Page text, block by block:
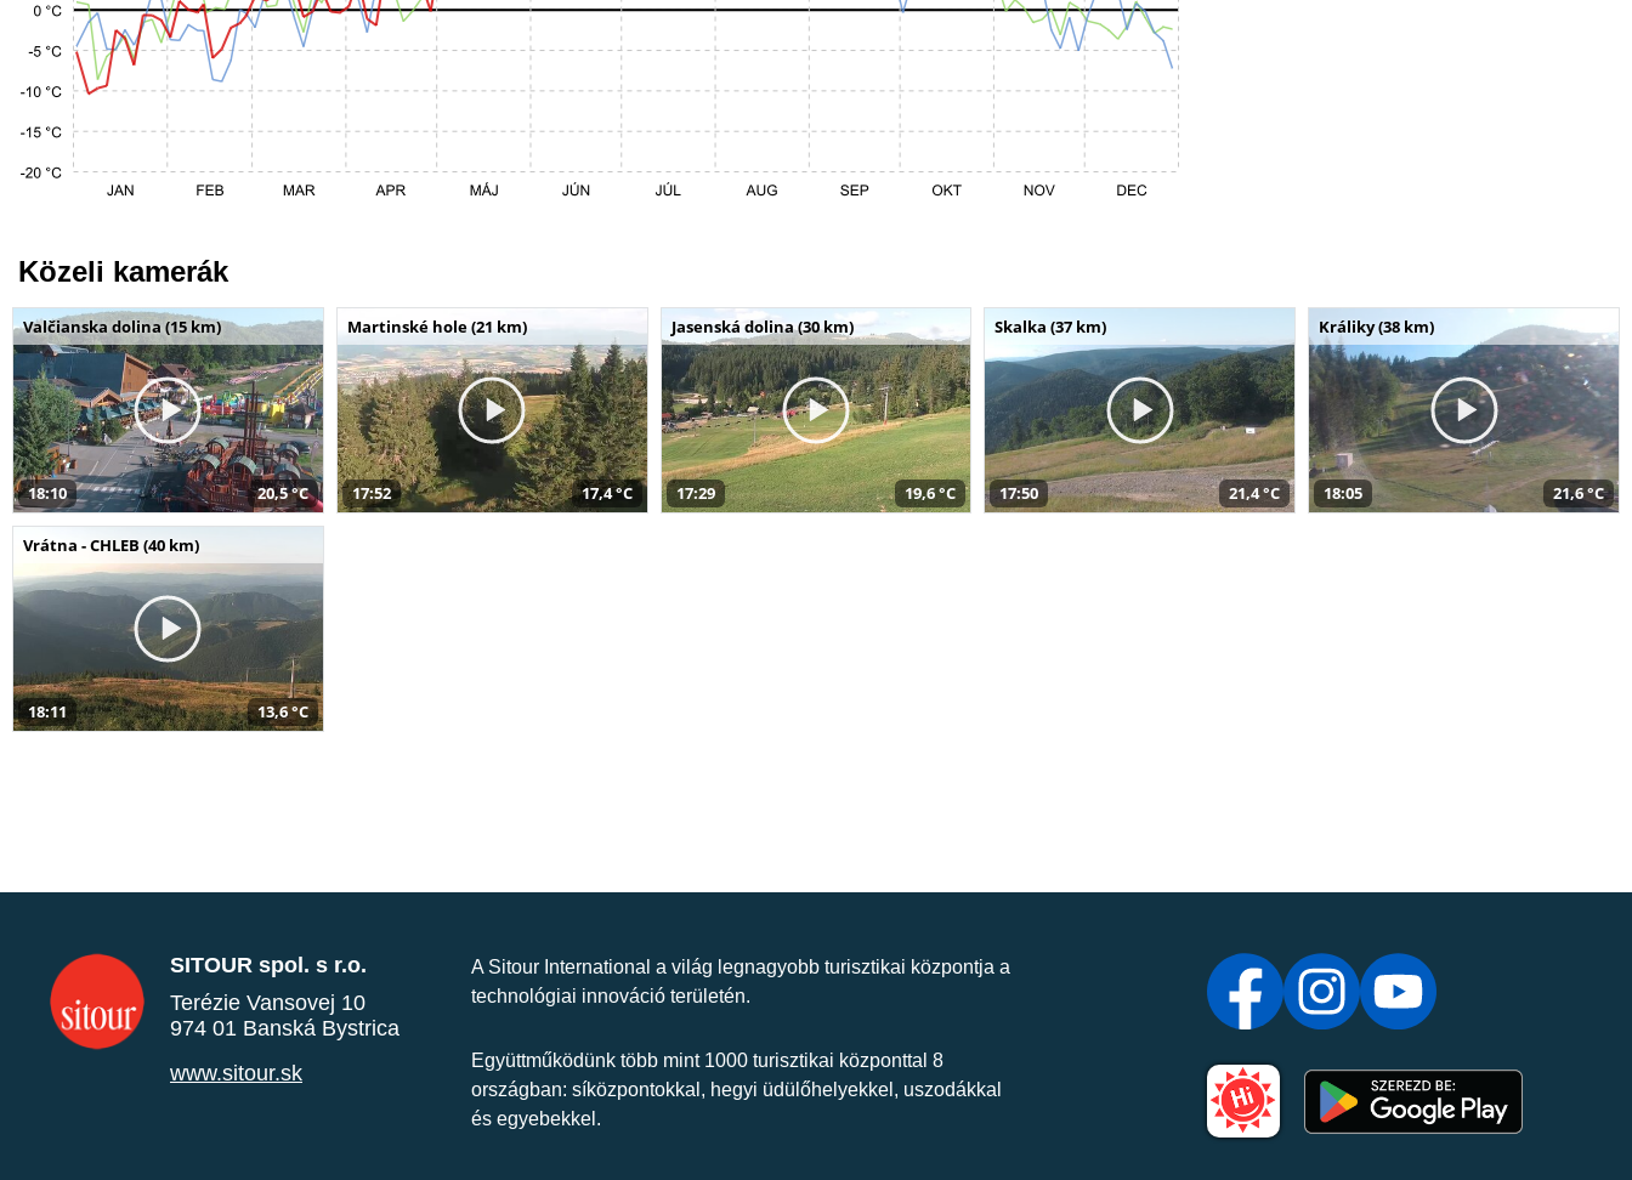
Közeli kamerák
Valčianska dolina (15 km)
18:10 20,5 °C
Martinské hole (21 km)
17:52 17,4 °C
Jasenská dolina (30 km)
17:29 19,6 °C
Skalka (37 km)
17:50 21,4 °C
Králiky (38 km)
18:05 21,6 °C
Vrátna - CHLEB (40 km)
18:11 13,6 °C
SITOUR spol. s r.o.
Terézie Vansovej 10
974 01 Banská Bystrica
www.sitour.sk
A Sitour International a világ legnagyobb turisztikai központja a
technológiai innováció területén.
Együttműködünk több mint 1000 turisztikai központtal 8
országban: síközpontokkal, hegyi üdülőhelyekkel, uszodákkal
és egyebekkel.